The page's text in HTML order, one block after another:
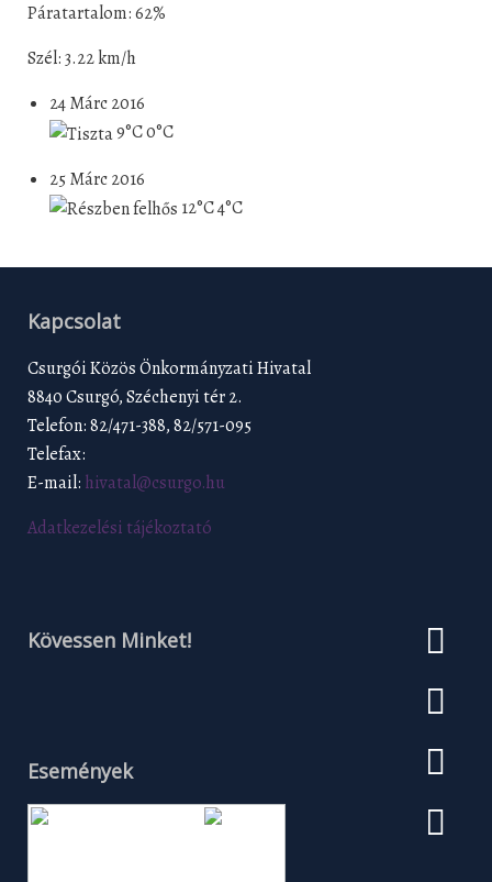
Páratartalom: 62%
Szél: 3.22 km/h
24 Márc 2016
9°C0°C
25 Márc 2016
12°C4°C
Kapcsolat
Csurgói Közös Önkormányzati Hivatal
8840 Csurgó, Széchenyi tér 2.
Telefon: 82/471-388, 82/571-095
Telefax:
E-mail: hivatal@csurgo.hu
Adatkezelési tájékoztató
Kövessen Minket!
Események